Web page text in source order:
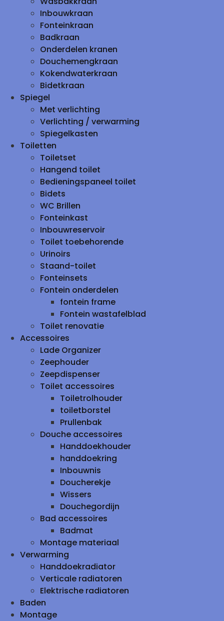
Inbouwkraan
Fonteinkraan
Badkraan
Onderdelen kranen
Douchemengkraan
Kokendwaterkraan
Bidetkraan
Spiegel
Met verlichting
Verlichting / verwarming
Spiegelkasten
Toiletten
Toiletset
Hangend toilet
Bedieningspaneel toilet
Bidets
WC Brillen
Fonteinkast
Inbouwreservoir
Toilet toebehorende
Urinoirs
Staand-toilet
Fonteinsets
Fontein onderdelen
fontein frame
Fontein wastafelblad
Toilet renovatie
Accessoires
Lade Organizer
Zeephouder
Zeepdispenser
Toilet accessoires
Toiletrolhouder
toiletborstel
Prullenbak
Douche accessoires
Handdoekhouder
handdoekring
Inbouwnis
Doucherekje
Wissers
Douchegordijn
Bad accessoires
Badmat
Montage materiaal
Verwarming
Handdoekradiator
Verticale radiatoren
Elektrische radiatoren
Baden
Montage